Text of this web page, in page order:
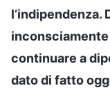
l’indipendenza.
inconsciamente
continuare a
dato di fatto